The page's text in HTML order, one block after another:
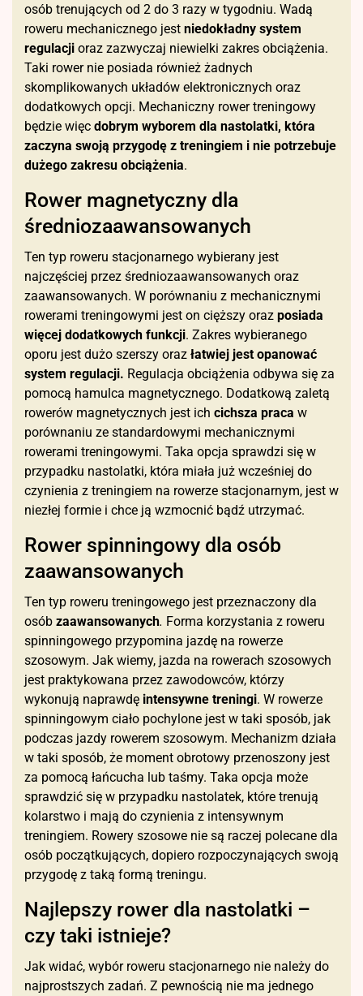
osób trenujących od 2 do 3 razy w tygodniu. Wadą
roweru mechanicznego jest niedokładny system
regulacji oraz zazwyczaj niewielki zakres obciążenia.
Taki rower nie posiada również żadnych
skomplikowanych układów elektronicznych oraz
dodatkowych opcji. Mechaniczny rower treningowy
będzie więc dobrym wyborem dla nastolatki, która
zaczyna swoją przygodę z treningiem i nie potrzebuje
dużego zakresu obciążenia.
Rower magnetyczny dla
średniozaawansowanych
Ten typ roweru stacjonarnego wybierany jest
najczęściej przez średniozaawansowanych oraz
zaawansowanych. W porównaniu z mechanicznymi
rowerami treningowymi jest on cięższy oraz posiada
więcej dodatkowych funkcji. Zakres wybieranego
oporu jest dużo szerszy oraz łatwiej jest opanować
system regulacji. Regulacja obciążenia odbywa się za
pomocą hamulca magnetycznego. Dodatkową zaletą
rowerów magnetycznych jest ich cichsza praca w
porównaniu ze standardowymi mechanicznymi
rowerami treningowymi. Taka opcja sprawdzi się w
przypadku nastolatki, która miała już wcześniej do
czynienia z treningiem na rowerze stacjonarnym, jest w
niezłej formie i chce ją wzmocnić bądź utrzymać.
Rower spinningowy dla osób
zaawansowanych
Ten typ roweru treningowego jest przeznaczony dla
osób zaawansowanych. Forma korzystania z roweru
spinningowego przypomina jazdę na rowerze
szosowym. Jak wiemy, jazda na rowerach szosowych
jest praktykowana przez zawodowców, którzy
wykonują naprawdę intensywne treningi. W rowerze
spinningowym ciało pochylone jest w taki sposób, jak
podczas jazdy rowerem szosowym. Mechanizm działa
w taki sposób, że moment obrotowy przenoszony jest
za pomocą łańcucha lub taśmy. Taka opcja może
sprawdzić się w przypadku nastolatek, które trenują
kolarstwo i mają do czynienia z intensywnym
treningiem. Rowery szosowe nie są raczej polecane dla
osób początkujących, dopiero rozpoczynających swoją
przygodę z taką formą treningu.
Najlepszy rower dla nastolatki –
czy taki istnieje?
Jak widać, wybór roweru stacjonarnego nie należy do
najprostszych zadań. Z pewnością nie ma jednego